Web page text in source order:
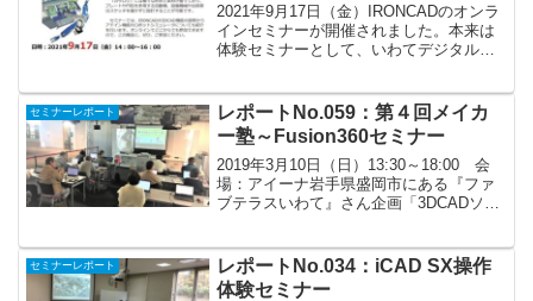
2021年9月17日（金）IRONCADのオンラ
インセミナーが開催されました。本来は
体験セミナーとして、いわてデジタルエ
が、新型コロナウィルスの感染拡大状況
を鑑みてオン...
セミナーレポート
レポートNo.059：第４回メイカ
ー塾～Fusion360セミナー
2019年3月10日（日）13:30～18:00 会
場：アイーナ岩手県盛岡市にある『ファ
ブテラスいわて』さん企画「3DCADソフ
名。使用ソフトは個人は無料で使える
3DCA...
セミナーレポート
レポートNo.034：iCAD SX操作
体験セミナー